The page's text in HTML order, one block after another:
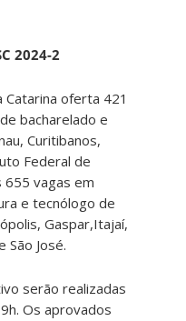
2024-2
Catarina oferta 421
bacharelado e
Curitibanos,
Federal de
655 vagas em
e tecnólogo de
Gaspar,Itajaí,
São José.
serão realizadas
Os aprovados